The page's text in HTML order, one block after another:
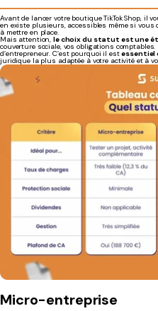
Avant de lancer votre boutique TikTok Shop,
en existe plusieurs, accessibles même si
à mettre en place.
Mais attention,le choix du statut est une
couverture sociale, vos obligations
d’entrepreneur. C’est pourquoi il estessentiel
juridique la plus adaptée à votre activité et à
Micro-entreprise